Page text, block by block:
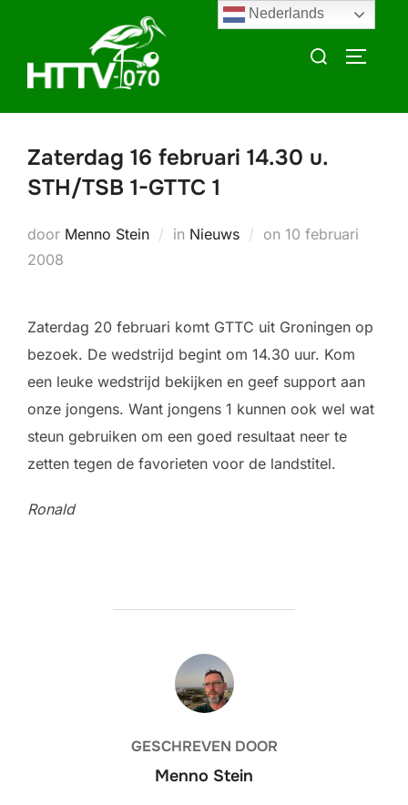
inhoud
Zoek
Zaterdag 16 februari 14.30 u.
STH/TSB 1-GTTC 1
door Menno Stein in Nieuws on Geplaatst
10 februari
2008
Zaterdag 20 februari komt GTTC uit Groningen op
bezoek. De wedstrijd begint om 14.30 uur. Kom
een leuke wedstrijd bekijken en geef support aan
onze jongens. Want jongens 1 kunnen ook wel wat
steun gebruiken om een goed resultaat neer te
zetten tegen de favorieten voor de landstitel.
Ronald
BERICHTAUTEUR
GESCHREVEN DOOR
Menno Stein
Nederlands